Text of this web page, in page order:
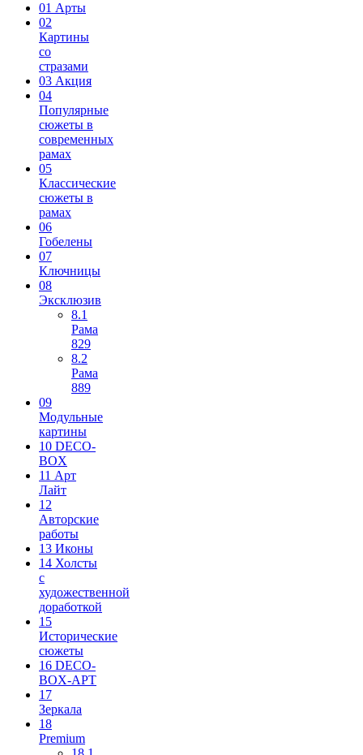
01 Арты
02
Картины
со
стразами
03 Акция
04
Популярные
сюжеты в
современных
рамах
05
Классические
сюжеты в
рамах
06
Гобелены
07
Ключницы
08
Эксклюзив
8.1
Рама
829
8.2
Рама
889
09
Модульные
картины
10 DECO-
BOX
11 Арт
Лайт
12
Авторские
работы
13 Иконы
14 Холсты
с
художественной
доработкой
15
Исторические
сюжеты
16 DECO-
BOX-АРТ
17
Зеркала
18
Premium